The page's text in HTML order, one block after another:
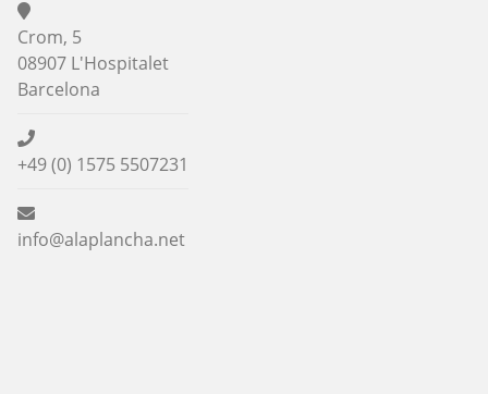
Crom, 5
08907 L'Hospitalet
Barcelona
+49 (0) 1575 5507231
info@alaplancha.net